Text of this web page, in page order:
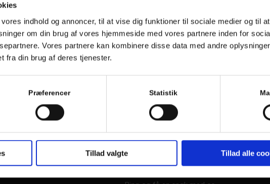
indhold og annoncer, til at vise dig funktioner til sociale medier og til
om din brug af vores hjemmeside med vores partnere inden for
Vores partnere kan kombinere disse data med andre
fra din brug af deres tjenester.
Præferencer Statistik
Tillad valgte Tillad alle
2248 3422
thomas@holmegaardblik.dk
Om os
Zink & Co er et blikkenslagerfirma. Vi